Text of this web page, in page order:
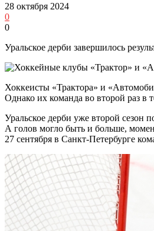
28 октября 2024
0
0
Уральское дерби завершилось
Хоккеисты «Трактора» и
Однако их команда во второй раз в
Уральское дерби уже второй сезон
А голов могло быть и больше,
27 сентября в Санкт-Петербурге